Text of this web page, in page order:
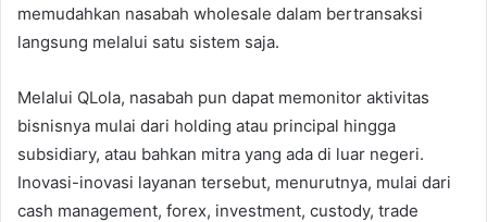
memudahkan nasabah wholesale dalam bertransaksi
langsung melalui satu sistem saja.
Melalui QLola, nasabah pun dapat memonitor aktivitas
bisnisnya mulai dari holding atau principal hingga
subsidiary, atau bahkan mitra yang ada di luar negeri.
Inovasi-inovasi layanan tersebut, menurutnya, mulai dari
cash management, forex, investment, custody, trade